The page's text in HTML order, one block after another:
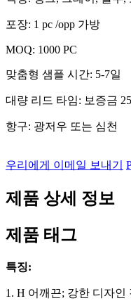
포장: 1 pc /opp 가방
MOQ: 1000 PC
맞춤형 샘플 시간: 5-7일
대량 리드 타임: 보증금
항구: 광저우 또는 심천
우리에게 이메일 보내기
제품 상세 정보
제품 태그
특징:
1. H 어깨끈; 강한 디자